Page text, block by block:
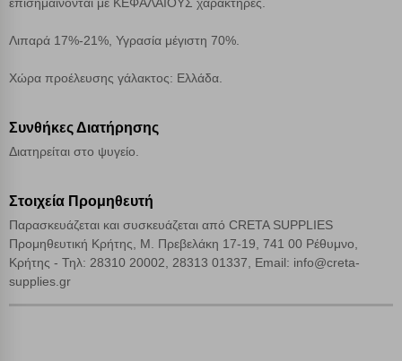
Λιπαρά 17%-21%, Υγρασία μέγιστη 70%.
Χώρα προέλευσης γάλακτος: Ελλάδα.
Συνθήκες Διατήρησης
Διατηρείται στο ψυγείο.
Στοιχεία Προμηθευτή
Παρασκευάζεται και συσκευάζεται από CRETA SUPPLIES
Προμηθευτική Κρήτης, Μ. Πρεβελάκη 17-19, 741 00 Ρέθυμνο,
Κρήτης - Τηλ: 28310 20002, 28313 01337, Email: info@creta-
supplies.gr